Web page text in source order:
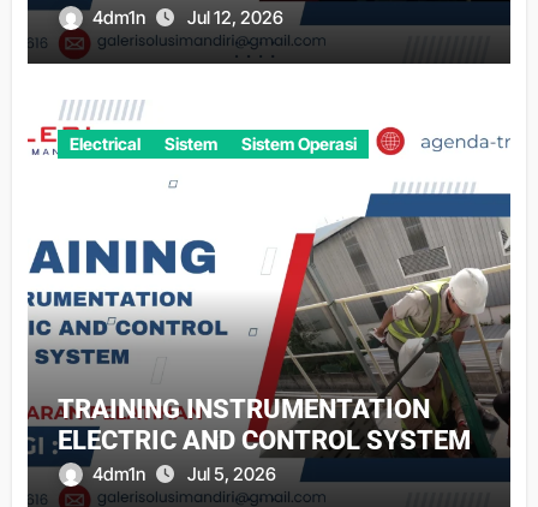
4dm1n Jul 12, 2026
Electrical Sistem Sistem Operasi
TRAINING INSTRUMENTATION
ELECTRIC AND CONTROL SYSTEM
4dm1n Jul 5, 2026